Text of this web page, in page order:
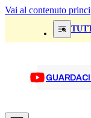
Vai al contenuto